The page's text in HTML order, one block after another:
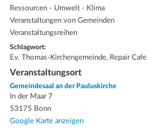
Ressourcen - Umwelt - Klima
Veranstaltungen von Gemeinden
Veranstaltungsreihen
Schlagwort:
Ev. Thomas-Kirchengemeinde, Repair Cafe
Veranstaltungsort
Gemeindesaal an der Pauluskirche
In der Maar 7
53175 Bonn
Google Karte anzeigen